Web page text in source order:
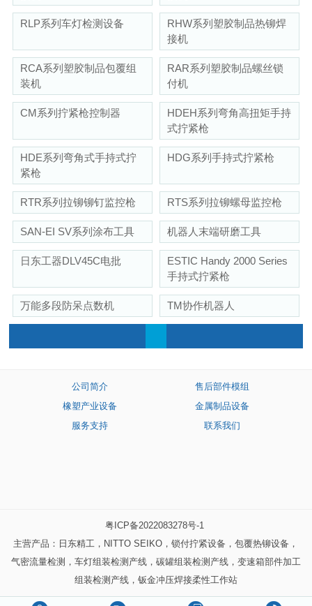
RLP系列车灯检测设备
RHW系列塑胶制品热铆焊
接机
RCA系列塑胶制品包覆组
装机
RAR系列塑胶制品螺丝锁
付机
CM系列拧紧枪控制器
HDEH系列弯角高扭矩手持
式拧紧枪
HDE系列弯角式手持式拧
紧枪
HDG系列手持式拧紧枪
RTR系列拉铆铆钉监控枪 RTS系列拉铆螺母监控枪
SAN-EI SV系列涂布工具 机器人末端研磨工具
日东工器DLV45C电批
ESTIC Handy 2000 Series
手持式拧紧枪
万能多段防呆点数机 TM协作机器人
公司简介
售后部件模组
橡塑产业设备
金属制品设备
服务支持
联系我们
粤ICP备2022083278号-1
主营产品：日东精工，NITTO SEIKO，锁付拧紧设备，包覆热铆设备，
气密流量检测，车灯组装检测产线，碳罐组装检测产线，变速箱部件加工
组装检测产线，钣金冲压焊接柔性工作站